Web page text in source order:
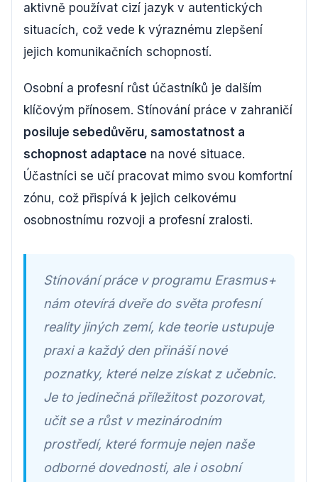
aktivně používat cizí jazyk v autentických
situacích, což vede k výraznému zlepšení
jejich komunikačních schopností.
Osobní a profesní růst účastníků je dalším
klíčovým přínosem. Stínování práce v zahraničí
posiluje sebedůvěru, samostatnost a
schopnost adaptace na nové situace.
Účastníci se učí pracovat mimo svou komfortní
zónu, což přispívá k jejich celkovému
osobnostnímu rozvoji a profesní zralosti.
Stínování práce v programu Erasmus+
nám otevírá dveře do světa profesní
reality jiných zemí, kde teorie ustupuje
praxi a každý den přináší nové
poznatky, které nelze získat z učebnic.
Je to jedinečná příležitost pozorovat,
učit se a růst v mezinárodním
prostředí, které formuje nejen naše
odborné dovednosti, ale i osobní